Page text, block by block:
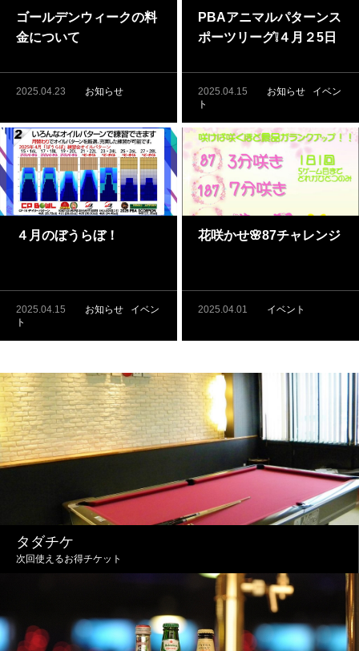
ゴールデンウィークの料
金について
2025.04.23 お知らせ
PBAアニマルパターンス
ポーツリーグ❕４月２5日
2025.04.15 お知らせ
イベン
ト
４月のぼうらぼ！
2025.04.15 お知らせ
イベン
ト
花咲かせ🌸87チャレンジ
2025.04.01 イベント
タダチケ
次回使えるお得チケット